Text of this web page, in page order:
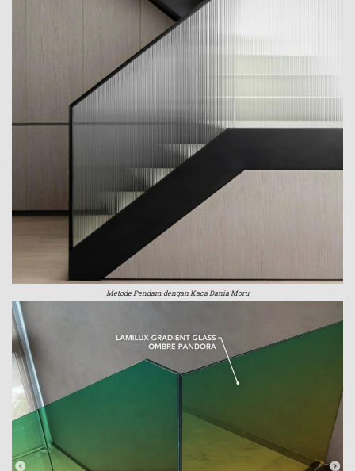
Metode Pendam dengan Kaca Dania Moru